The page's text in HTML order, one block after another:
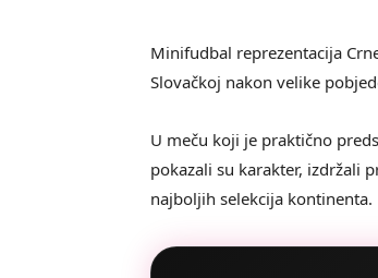
Minifudbal reprezentacija
Slovačkoj nakon velike
U meču koji je praktično
pokazali su karakter, izdržali
najboljih selekcija kontinenta.